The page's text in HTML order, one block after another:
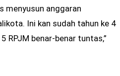
menyusun anggaran
Ini kan sudah tahun ke 4
RPJM benar-benar tuntas,”